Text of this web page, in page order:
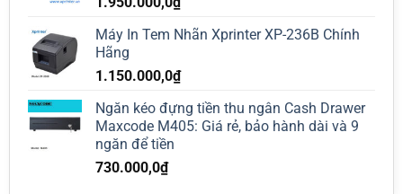
Máy In Tem Nhãn Xprinter XP-236B Chính
Hãng
1.150.000,0₫
Ngăn kéo đựng tiền thu ngân Cash Drawer
Maxcode M405: Giá rẻ, bảo hành dài và 9
ngăn để tiền
730.000,0₫